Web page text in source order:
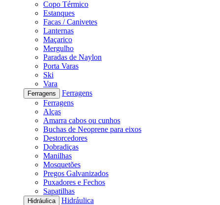
Copo Térmico
Estanques
Facas / Canivetes
Lanternas
Maçarico
Mergulho
Paradas de Naylon
Porta Varas
Ski
Vara
Ferragens
Ferragens
Ferragens
Alças
Amarra cabos ou cunhos
Buchas de Neoprene para eixos
Destorcedores
Dobradiças
Manilhas
Mosquetões
Pregos Galvanizados
Puxadores e Fechos
Sapatilhas
Hidráulica
Hidráulica